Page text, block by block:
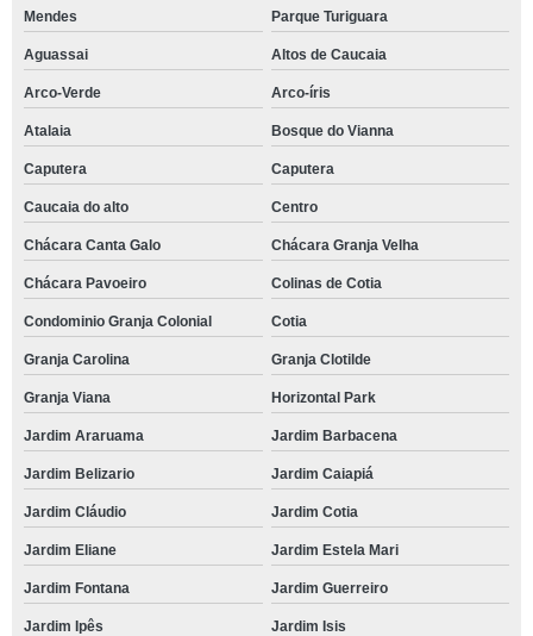
Mendes Parque Turiguara
Aguassai Altos de Caucaia
Arco-Verde Arco-íris
Atalaia Bosque do Vianna
Caputera Caputera
Caucaia do alto Centro
Chácara Canta Galo Chácara Granja Velha
Chácara Pavoeiro Colinas de Cotia
Condominio Granja Colonial Cotia
Granja Carolina Granja Clotilde
Granja Viana Horizontal Park
Jardim Araruama Jardim Barbacena
Jardim Belizario Jardim Caiapiá
Jardim Cláudio Jardim Cotia
Jardim Eliane Jardim Estela Mari
Jardim Fontana Jardim Guerreiro
Jardim Ipês Jardim Isis